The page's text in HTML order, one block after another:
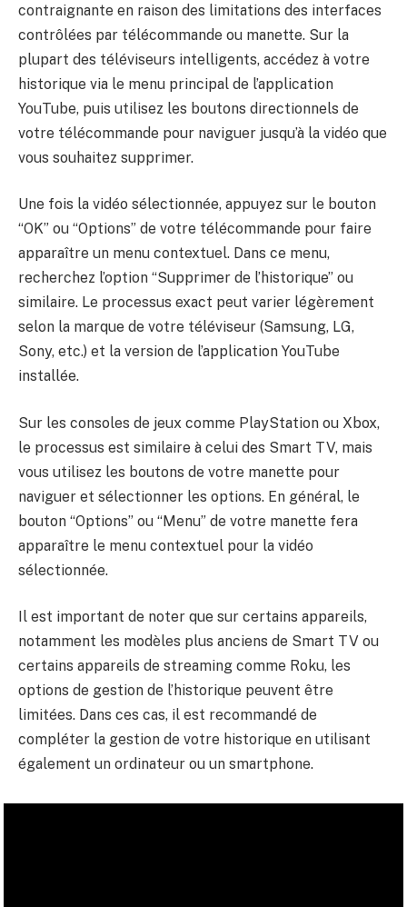
contraignante en raison des limitations des interfaces
contrôlées par télécommande ou manette. Sur la
plupart des téléviseurs intelligents, accédez à votre
historique via le menu principal de l’application
YouTube, puis utilisez les boutons directionnels de
votre télécommande pour naviguer jusqu’à la vidéo que
vous souhaitez supprimer.
Une fois la vidéo sélectionnée, appuyez sur le bouton
“OK” ou “Options” de votre télécommande pour faire
apparaître un menu contextuel. Dans ce menu,
recherchez l’option “Supprimer de l’historique” ou
similaire. Le processus exact peut varier légèrement
selon la marque de votre téléviseur (Samsung, LG,
Sony, etc.) et la version de l’application YouTube
installée.
Sur les consoles de jeux comme PlayStation ou Xbox,
le processus est similaire à celui des Smart TV, mais
vous utilisez les boutons de votre manette pour
naviguer et sélectionner les options. En général, le
bouton “Options” ou “Menu” de votre manette fera
apparaître le menu contextuel pour la vidéo
sélectionnée.
Il est important de noter que sur certains appareils,
notamment les modèles plus anciens de Smart TV ou
certains appareils de streaming comme Roku, les
options de gestion de l’historique peuvent être
limitées. Dans ces cas, il est recommandé de
compléter la gestion de votre historique en utilisant
également un ordinateur ou un smartphone.